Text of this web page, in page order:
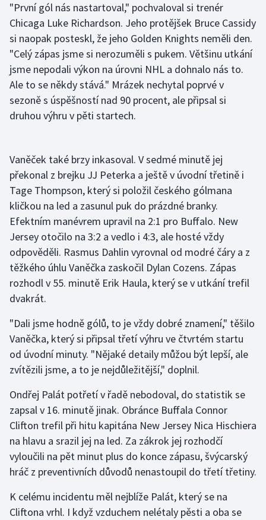
Motorsport
Olympijské hry
Parasport
Plavání
Ragby
Rychlobruslení
Rychlostní kanoistika
Short track
Sportovní střelba
Stolní tenis
Triatlon
Veslování
Volejbal
Ostatní
"První gól nás nastartoval," pochvaloval si trenér
Chicaga Luke Richardson. Jeho protějšek Bruce Cassidy
si naopak posteskl, že jeho Golden Knights neměli den.
"Celý zápas jsme si nerozuměli s pukem. Většinu utkání
jsme nepodali výkon na úrovni NHL a dohnalo nás to.
Ale to se někdy stává." Mrázek nechytal poprvé v
sezoně s úspěšností nad 90 procent, ale připsal si
druhou výhru v pěti startech.
Vaněček také brzy inkasoval. V sedmé minutě jej
překonal z brejku JJ Peterka a ještě v úvodní třetině i
Tage Thompson, který si položil českého gólmana
kličkou na led a zasunul puk do prázdné branky.
Efektním manévrem upravil na 2:1 pro Buffalo. New
Jersey otočilo na 3:2 a vedlo i 4:3, ale hosté vždy
odpověděli. Rasmus Dahlin vyrovnal od modré čáry a z
těžkého úhlu Vaněčka zaskočil Dylan Cozens. Zápas
rozhodl v 55. minutě Erik Haula, který se v utkání trefil
dvakrát.
"Dali jsme hodně gólů, to je vždy dobré znamení," těšilo
Vaněčka, který si připsal třetí výhru ve čtvrtém startu
od úvodní minuty. "Nějaké detaily můžou být lepší, ale
zvítězili jsme, a to je nejdůležitější," doplnil.
Ondřej Palát potřetí v řadě nebodoval, do statistik se
zapsal v 16. minutě jinak. Obránce Buffala Connor
Clifton trefil při hitu kapitána New Jersey Nica Hischiera
na hlavu a srazil jej na led. Za zákrok jej rozhodčí
vyloučili na pět minut plus do konce zápasu, švýcarský
hráč z preventivních důvodů nenastoupil do třetí třetiny.
K celému incidentu měl nejblíže Palát, který se na
Cliftona vrhl. I když vzduchem nelétaly pěsti a oba se